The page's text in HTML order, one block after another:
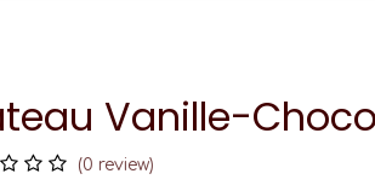
Vanille-
(0 review)